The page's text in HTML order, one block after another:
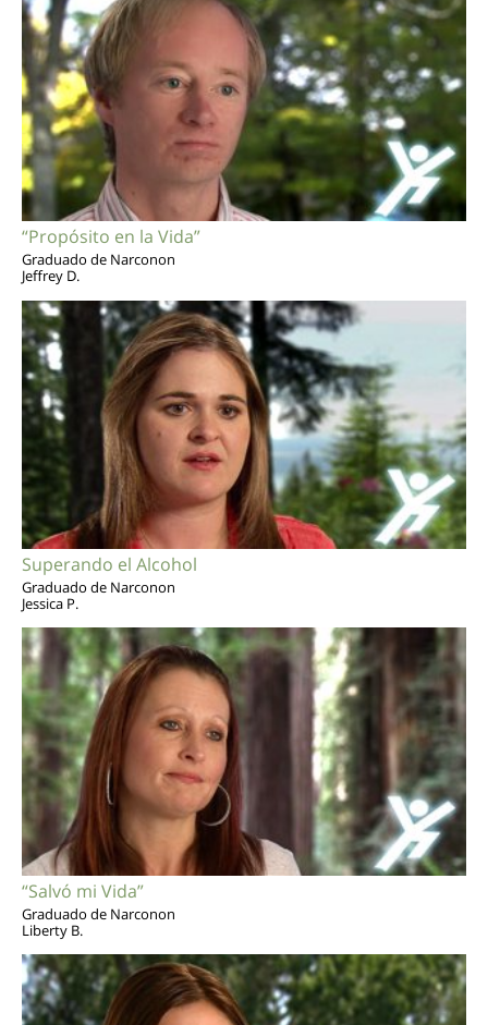
“Propósito en la Vida”
Graduado de Narconon
Jeffrey D.
Superando el Alcohol
Graduado de Narconon
Jessica P.
“Salvó mi Vida”
Graduado de Narconon
Liberty B.